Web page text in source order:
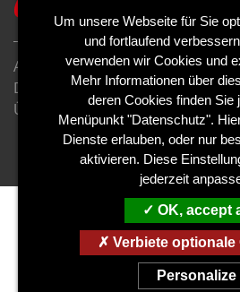
AGB
Impressum
Datenschutzerklärung
Cookies
Über uns
Kontakt
Mediadaten
Abo kündigen
Abo
Um unsere Webseite für Sie
und fortlaufend
verwenden wir Cookies und
Mehr Informationen über
deren Cookies finden Sie
Menüpunkt "Datenschutz".
Dienste erlauben, oder nur
aktivieren. Diese
jederzeit
OK, accept
Verbiete optionale
Personalize